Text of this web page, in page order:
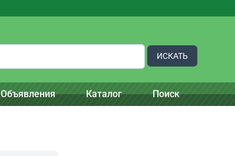
ИСКАТЬ
Объявления Каталог Поиск